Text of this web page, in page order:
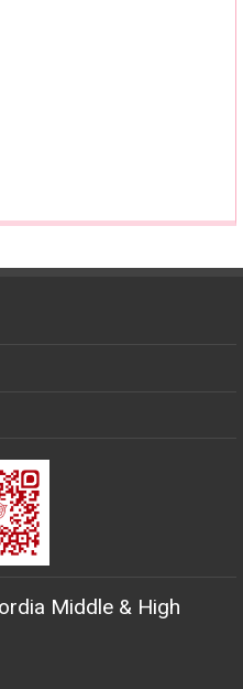
Middle & High